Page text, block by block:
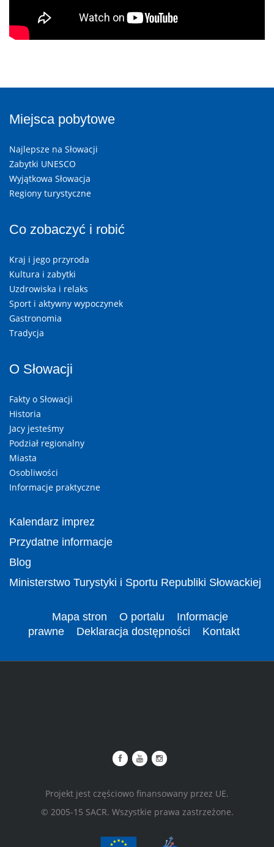
Miejsca pobytowe
Najlepsze na Słowacji
Zabytki UNESCO
Wyjątkowa Słowacja
Regiony turystyczne
Co zobaczyć i robić
Kraj i jego przyroda
Kultura i zabytki
Uzdrowiska i relaks
Sport i aktywny wypoczynek
Gastronomia
Tradycja
O Słowacji
Fakty o Słowacji
Historia
Jacy jesteśmy
Podział regionalny
Miasta
Osobliwości
Informacje praktyczne
Kalendarz imprez
Przydatne informacje
Blog
Ministerstwo Turystyki i Sportu Republiki Słowackiej
Mapa stron O portalu
Informacje
prawne
Deklaracja dostępności Kontakt
Projekt jest częściowo finansowany przez UE.
© 2005-15 SACR. Wszystkie prawa zastrzeżone.